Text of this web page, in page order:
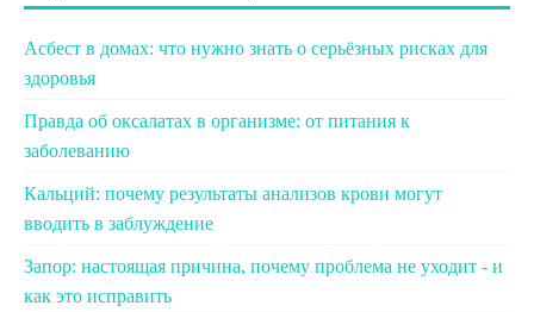
Асбест в домах: что нужно знать о серьёзных рисках для
здоровья
Правда об оксалатах в организме: от питания к
заболеванию
Кальций: почему результаты анализов крови могут
вводить в заблуждение
Запор: настоящая причина, почему проблема не уходит - и
как это исправить